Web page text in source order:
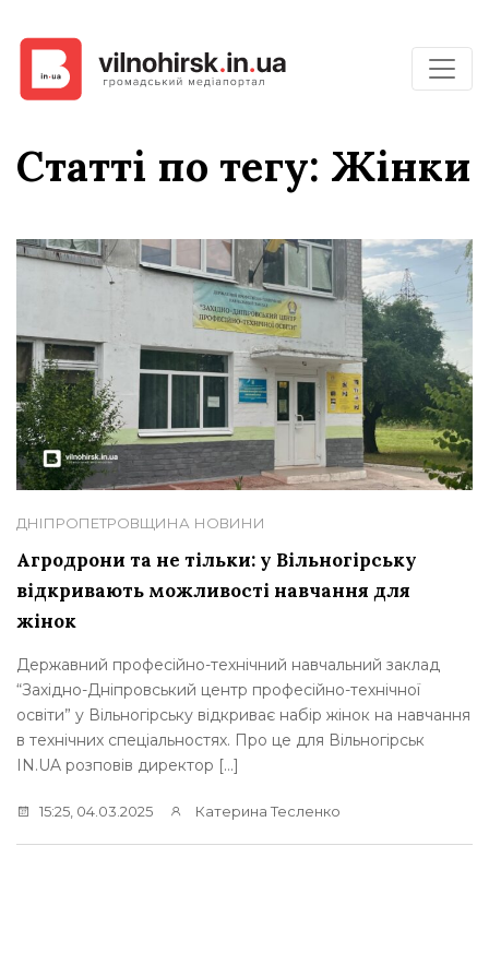
Статті по тегу: Жінки
ДНІПРОПЕТРОВЩИНА НОВИНИ
Агродрони та не тільки: у Вільногірську
відкривають можливості навчання для
жінок
Державний професійно-технічний навчальний заклад
“Західно-Дніпровський центр професійно-технічної
освіти” у Вільногірську відкриває набір жінок на навчання
в технічних спеціальностях. Про це для Вільногірськ
IN.UA розповів директор […]
15:25, 04.03.2025 Катерина Тесленко